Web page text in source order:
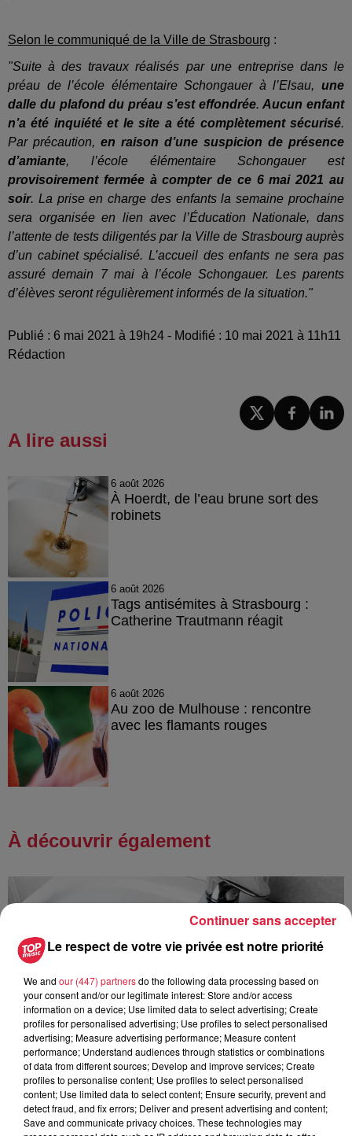
Selon le communiqué de la Ville de Strasbourg :
"Suite à des travaux réalisés par une entreprise dans le
préau de l’école élémentaire Schongauer à l’Elsau, une
dalle du plafond du préau s’est effondrée.Aucun enfant
n’a été inquiété et le site a été complètement sécurisé.
Par précaution, en raison d’une suspicion de présence
d’amiante, l’école élémentaire Schongauer est
provisoirement fermée à compter de ce 6 mai 2021 au
soir. La prise en charge des enfants la semaine prochaine
sera organisée en lien avec l’Éducation Nationale, dans
l’attente de tests diligentés par la Ville de Strasbourg auprès
d’un cabinet spécialisé. L’accueil des enfants ne sera pas
assuré demain 7 mai à l’école Schongauer. Les parents
d’élèves seront régulièrement informés de la situation."
Publié : 6 mai 2021 à 19h24 - Modifié : 10 mai 2021 à 11h11
Rédaction
A lire aussi
6 août 2026
À Hoerdt, de l’eau brune sort des
robinets
6 août 2026
Tags antisémites à Strasbourg :
Catherine Trautmann réagit
6 août 2026
Au zoo de Mulhouse : rencontre
avec les flamants rouges
À découvrir également
Le respect de votre vie privée est notre priorité
We and our (447) partnersdo the following data processing based on
your consent and/or our legitimate interest: Store and/or access
information on a device; Use limited data to select advertising; Create
profiles for personalised advertising; Use profiles to select personalised
advertising; Measure advertising performance; Measure content
performance; Understand audiences through statistics or combinations
of data from different sources; Develop and improve services; Create
profiles to personalise content; Use profiles to select personalised
content; Use limited data to select content; Ensure security, prevent and
detect fraud, and fix errors; Deliver and present advertising and content;
Save and communicate privacy choices. These technologies may
Continuer sans accepter